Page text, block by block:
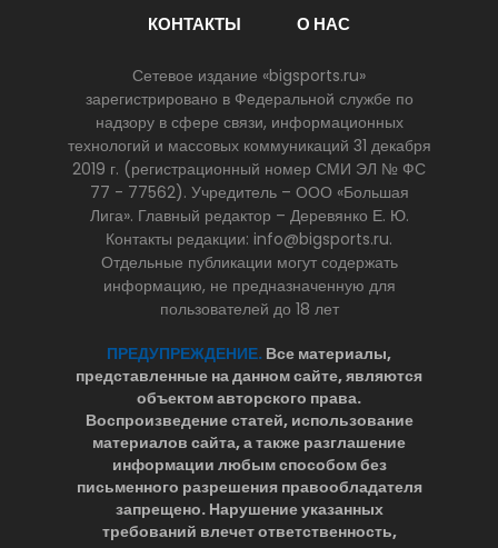
КОНТАКТЫ О НАС
Сетевое издание «bigsports.ru»
зарегистрировано в Федеральной службе по
надзору в сфере связи, информационных
технологий и массовых коммуникаций 31 декабря
2019 г. (регистрационный номер СМИ ЭЛ № ФС
77 - 77562). Учредитель – ООО «Большая
Лига». Главный редактор – Деревянко Е. Ю.
Контакты редакции: info@bigsports.ru.
Отдельные публикации могут содержать
информацию, не предназначенную для
пользователей до 18 лет
ПРЕДУПРЕЖДЕНИЕ. Все материалы,
представленные на данном сайте, являются
объектом авторского права.
Воспроизведение статей, использование
материалов сайта, а также разглашение
информации любым способом без
письменного разрешения правообладателя
запрещено. Нарушение указанных
требований влечет ответственность,